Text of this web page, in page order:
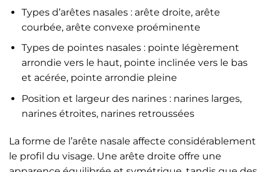
Types d’arêtes nasales : arête droite, arête
courbée, arête convexe proéminente
Types de pointes nasales : pointe légèrement
arrondie vers le haut, pointe inclinée vers le bas
et acérée, pointe arrondie pleine
Position et largeur des narines : narines larges,
narines étroites, narines retroussées
La forme de l’arête nasale affecte considérablement
le profil du visage. Une arête droite offre une